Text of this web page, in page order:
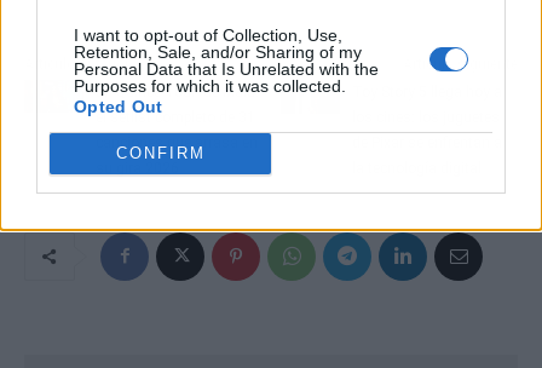
I want to opt-out of Collection, Use,
Retention, Sale, and/or Sharing of my
Personal Data that Is Unrelated with the
Purposes for which it was collected.
Opted Out
CONFIRM
Artículo anterior
El 'Quince Tour' de Malú:
el setlist completo de 31
canciones que arrasa en
Artículo siguiente